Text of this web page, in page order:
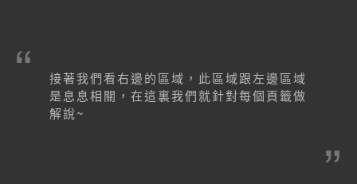
接著我們看右邊的區域，此區域跟左邊區域
是息息相關，在這裏我們就針對每個頁籤做
解說~